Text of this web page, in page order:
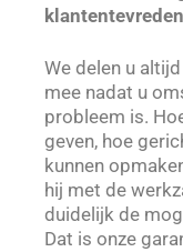
We delen u
mee nadat u
probleem is.
geven, hoe
kunnen
hij met de
duidelijk de
Dat is onze